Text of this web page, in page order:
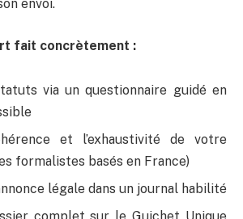
envoi.
fait concrètement :
via un questionnaire guidé en
et l’exhaustivité de votre
formalistes basés en France)
légale dans un journal habilité